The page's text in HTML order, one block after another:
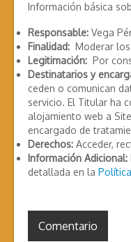
Información básica
Responsable: Vega
Finalidad: Moderar
Legitimación: Por
Destinatarios y
ceden o comunican
servicio. El Titular ha
alojamiento web a
encargado de
Derechos: Acceder,
Información Adicional:
detallada en la